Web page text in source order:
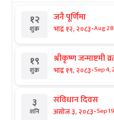
१२
शुक्र
जनै पूर्णिमा
भाद्र १२, २०८३-Aug
१९
शुक्र
श्रीकृष्ण जन्माष्टमी
भाद्र १९, २०८३-Sep 4,
३
शनि
संविधान दिवस
असोज ३, २०८३-Sep